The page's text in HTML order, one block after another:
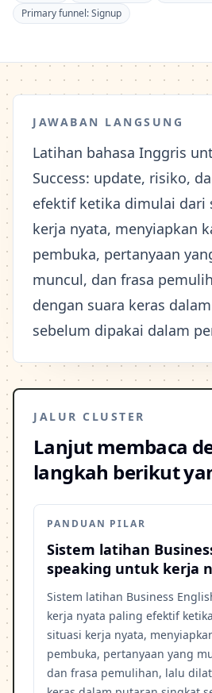
Primary funnel:Signup
JAWABAN LANGSUNG
Latihan bahasa Inggris
Success: update, risiko,
efektif ketika dimulai dari
kerja nyata, menyiapkan
pembuka, pertanyaan
muncul, dan frasa
dengan suara keras
sebelum dipakai dalam
JALUR CLUSTER
Lanjut membaca
langkah berikut
PANDUAN PILAR
Sistem latihan
speaking untuk kerja
Sistem latihan Business
kerja nyata paling efektif
situasi kerja nyata,
pembuka, pertanyaan yang
dan frasa pemulihan, lalu